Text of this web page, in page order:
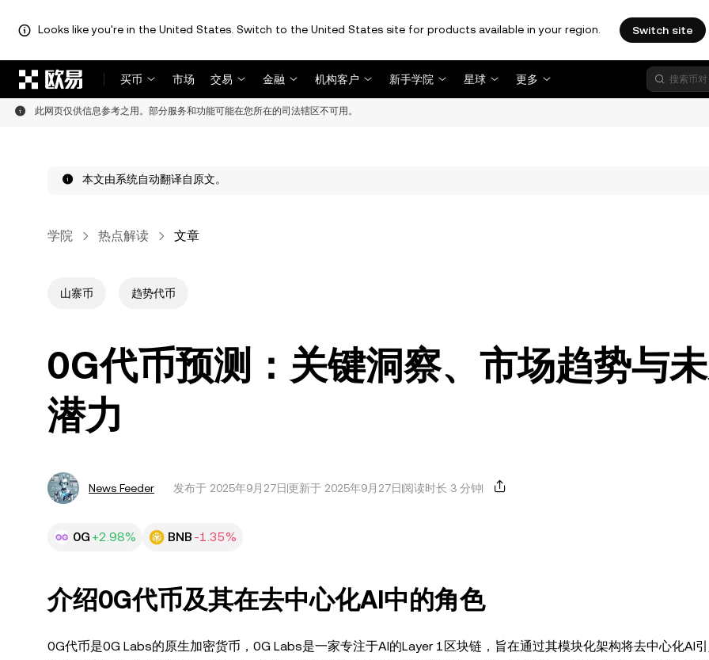
Looks like you're in the United States. Switch to the United States site for products available in your region. Switch site
买币
市场 交易 金融 机构客户 新手学院 星球 更多
此网页仅供信息参考之用。部分服务和功能可能在您所在的司法辖区不可用。
本文由系统自动翻译自原文。
学院 热点解读 文章
山寨币 趋势代币
0G代币预测：关键洞察、市场趋势与
潜力
News Feeder 发布于 2025年9月27日 更新于 2025年9月27日 阅读时长 3 分钟
0G +2.98% BNB -1.35%
介绍0G代币及其在去中心化AI中的角色
0G代币是0G Labs的原生加密货币，0G Labs是一家专注于AI的Layer 1区块链，旨在通过其模块化架构将去中心化AI引